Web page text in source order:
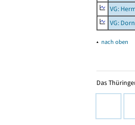
VG:
VG:
▴ nach oben
Das